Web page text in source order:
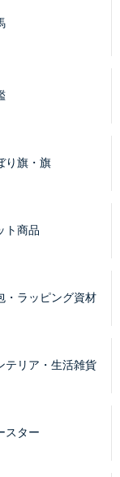
り旗・旗
ト商品
・ラッピング資材
テリア・生活雑貨
スター